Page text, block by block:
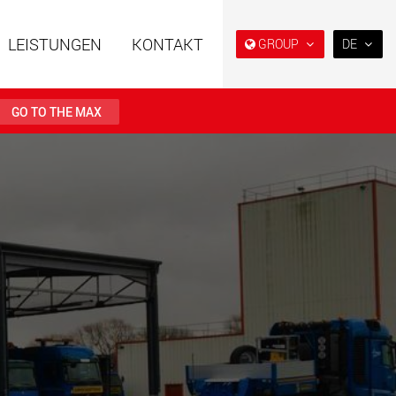
GROUP
konzipiert für den US-Markt.
für
von 20 t bis 500 t
Batteriebetriebene
Elektrofahrzeuge mit
www.morello.eu.com
SPMT und
DE
PT(BR)
LEISTUNGEN KONTAKT
GO TO THE MAX